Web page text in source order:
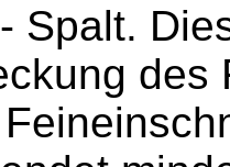
Spalt.